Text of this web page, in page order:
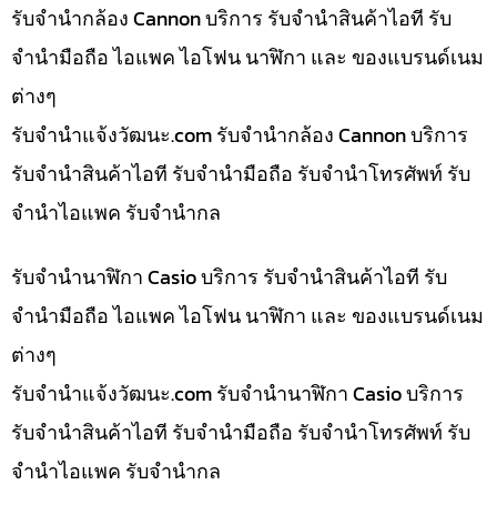
รับจำนำกล้อง Cannon บริการ รับจำนำสินค้าไอที รับ
จำนำมือถือ ไอแพค ไอโฟน นาฬิกา และ ของแบรนด์เนม
ต่างๆ
รับจํานําแจ้งวัฒนะ.com รับจำนำกล้อง Cannon บริการ
รับจำนำสินค้าไอที รับจำนำมือถือ รับจำนำโทรศัพท์ รับ
จำนำไอแพค รับจำนำกล
รับจำนำนาฬิกา Casio บริการ รับจำนำสินค้าไอที รับ
จำนำมือถือ ไอแพค ไอโฟน นาฬิกา และ ของแบรนด์เนม
ต่างๆ
รับจํานําแจ้งวัฒนะ.com รับจำนำนาฬิกา Casio บริการ
รับจำนำสินค้าไอที รับจำนำมือถือ รับจำนำโทรศัพท์ รับ
จำนำไอแพค รับจำนำกล